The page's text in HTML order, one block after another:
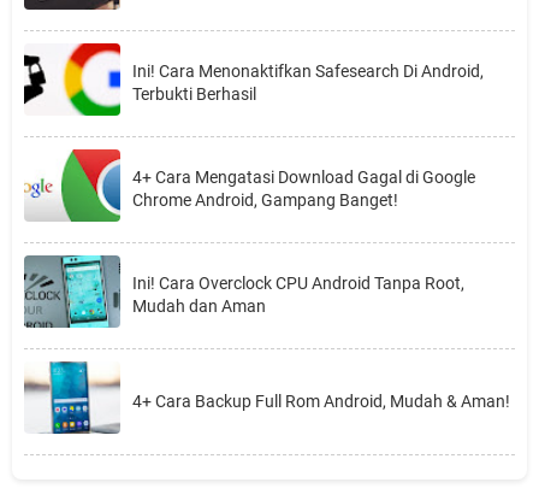
Ini! Cara Menonaktifkan Safesearch Di Android,
Terbukti Berhasil
4+ Cara Mengatasi Download Gagal di Google
Chrome Android, Gampang Banget!
Ini! Cara Overclock CPU Android Tanpa Root,
Mudah dan Aman
4+ Cara Backup Full Rom Android, Mudah & Aman!